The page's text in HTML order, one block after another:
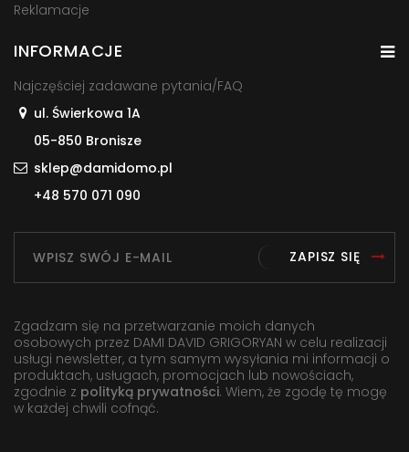
Reklamacje
INFORMACJE
Najczęściej zadawane pytania/FAQ
ul. Świerkowa 1A
05-850 Bronisze
sklep@damidomo.pl
+48 570 071 090
ZAPISZ SIĘ
Zgadzam się na przetwarzanie moich danych
osobowych przez DAMI DAVID GRIGORYAN w celu realizacji
usługi newsletter, a tym samym wysyłania mi informacji o
produktach, usługach, promocjach lub nowościach,
zgodnie z polityką prywatności. Wiem, że zgodę tę mogę
w każdej chwili cofnąć.